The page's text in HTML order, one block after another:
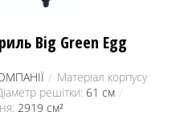
Big Green Egg
Матеріал корпусу
решітки: 61 см
2919 см²